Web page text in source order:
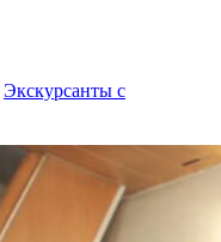
Экскурсанты с